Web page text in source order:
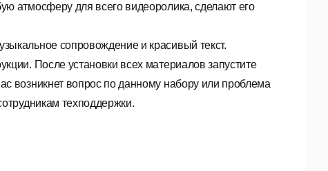
атмосферу для всего видеоролика, сделают его
сопровождение и красивый текст.
После установки всех материалов запустите
возникнет вопрос по данному набору или проблема
техподдержки.